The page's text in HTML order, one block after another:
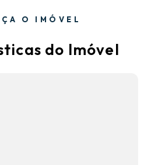
O IMÓVEL
do Imóvel